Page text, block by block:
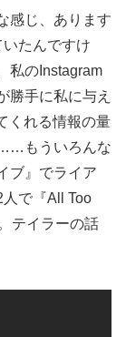
感じ、あります
たんですけ
私のInstagram
勝手に私に与え
くれる情報の量
もういろんな
ブ』でライア
で『All Too
テイラーの話